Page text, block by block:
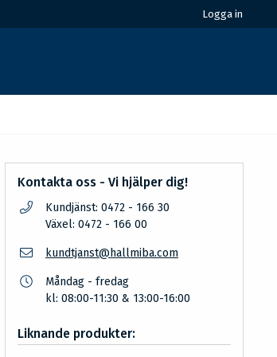
Logga in
Kontakta oss - Vi hjälper dig!
Kundjänst: 0472 - 166 30
Växel: 0472 - 166 00
kundtjanst@hallmiba.com
Måndag - fredag
kl: 08:00-11:30 & 13:00-16:00
Liknande produkter: